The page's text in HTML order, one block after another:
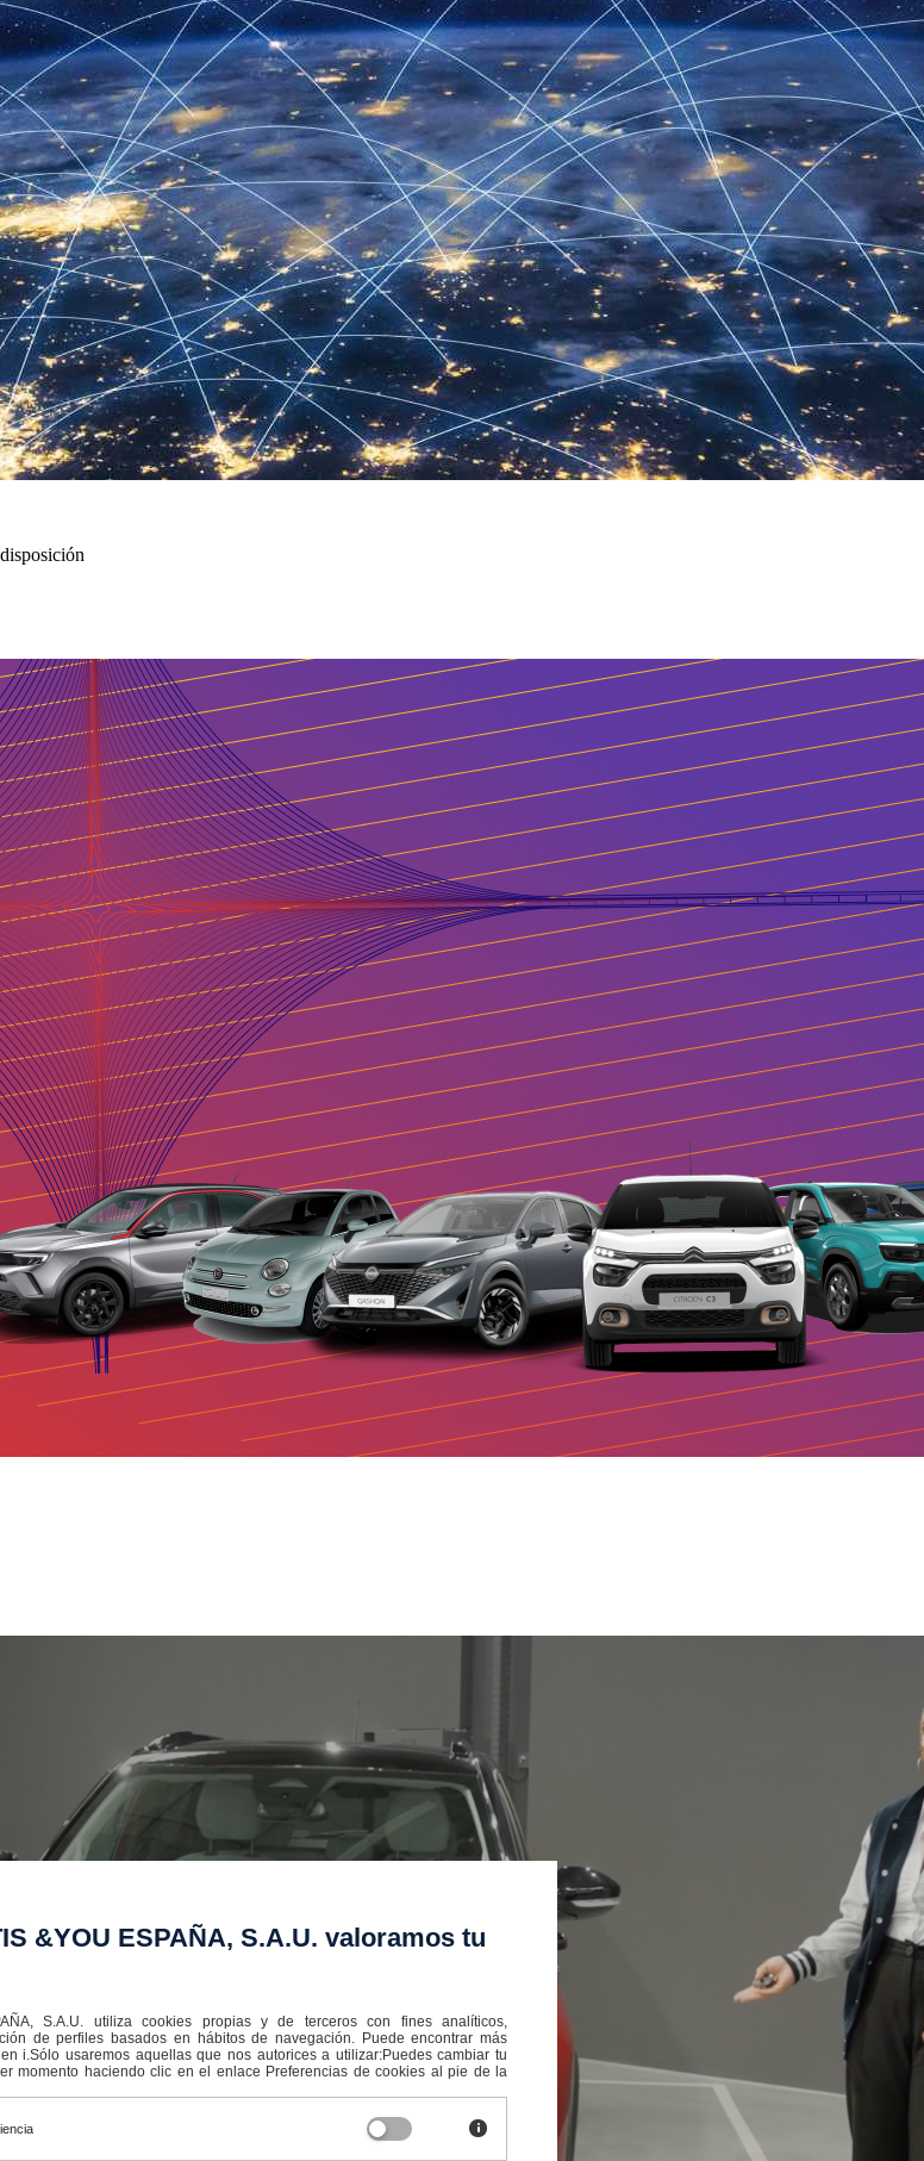
&YOU ESPAÑA, S.A.U. valoramos tu
S.A.U. utiliza cookies propias y de terceros con fines analíticos,
de perfiles basados en hábitos de navegación. Puede encontrar más
i.Sólo usaremos aquellas que nos autorices a utilizar:Puedes cambiar tu
momento haciendo clic en el enlace Preferencias de cookies al pie de la